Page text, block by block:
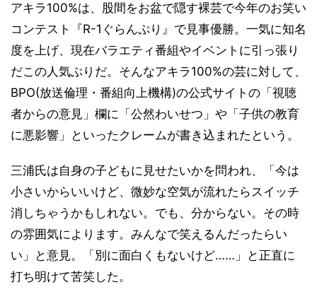
アキラ100%は、股間をお盆で隠す裸芸で今年のお笑い
コンテスト『R-1ぐらんぷり』で見事優勝。一気に知名
度を上げ、現在バラエティ番組やイベントに引っ張り
だこの人気ぶりだ。そんなアキラ100%の芸に対して、
BPO(放送倫理・番組向上機構)の公式サイトの「視聴
者からの意見」欄に「公然わいせつ」や「子供の教育
に悪影響」といったクレームが書き込まれたという。
三浦氏は自身の子どもに見せたいかを問われ、「今は
小さいからいいけど、微妙な空気が流れたらスイッチ
消しちゃうかもしれない。でも、分からない。その時
の雰囲気によります。みんなで笑えるんだったらい
い」と意見。「別に面白くもないけど……」と正直に
打ち明けて苦笑した。